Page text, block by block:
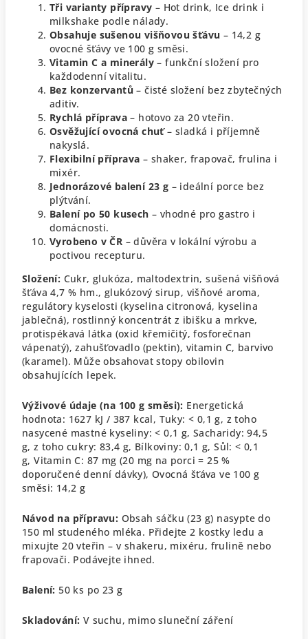
Tři varianty přípravy – Hot drink, Ice drink i
milkshake podle nálady.
Obsahuje sušenou višňovou šťávu – 14,2 g
ovocné šťávy ve 100 g směsi.
Vitamin C a minerály – funkční složení pro
každodenní vitalitu.
Bez konzervantů – čisté složení bez zbytečných
aditiv.
Rychlá příprava – hotovo za 20 vteřin.
Osvěžující ovocná chuť– sladká i příjemně
nakyslá.
Flexibilní příprava – shaker, frapovač, frulina i
mixér.
Jednorázové balení 23 g – ideální porce bez
plýtvání.
Balení po 50 kusech – vhodné pro gastro i
domácnosti.
Vyrobeno v ČR – důvěra v lokální výrobu a
poctivou recepturu.
Složení: Cukr, glukóza, maltodextrin, sušená višňová
šťáva 4,7 % hm., glukózový sirup, višňové aroma,
regulátory kyselosti (kyselina citronová, kyselina
jablečná), rostlinný koncentrát z ibišku a mrkve,
protispékavá látka (oxid křemičitý, fosforečnan
vápenatý), zahušťovadlo (pektin), vitamin C, barvivo
(karamel). Může obsahovat stopy obilovin
obsahujících lepek.
Výživové údaje (na 100 g směsi): Energetická
hodnota: 1627 kJ / 387 kcal, Tuky: < 0,1 g, z toho
nasycené mastné kyseliny: < 0,1 g, Sacharidy: 94,5
g,z toho cukry: 83,4 g, Bílkoviny: 0,1 g,Sůl: < 0,1
g,Vitamin C: 87 mg (20 mg na porci = 25 %
doporučené denní dávky), Ovocná šťáva ve 100 g
směsi: 14,2 g
Návod na přípravu: Obsah sáčku (23 g) nasypte do
150 ml studeného mléka. Přidejte 2 kostky ledu a
mixujte 20 vteřin – v shakeru, mixéru, frulině nebo
frapovači. Podávejte ihned.
Balení: 50 ks po 23 g
Skladování: V suchu, mimo sluneční záření